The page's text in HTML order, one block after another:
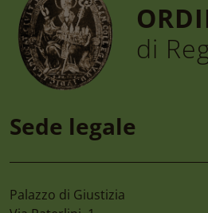
Convegno “la
Dell’ambiente,
Dall’habitat
81/2026. Le
di
Sede legale
Palazzo di Giustizia